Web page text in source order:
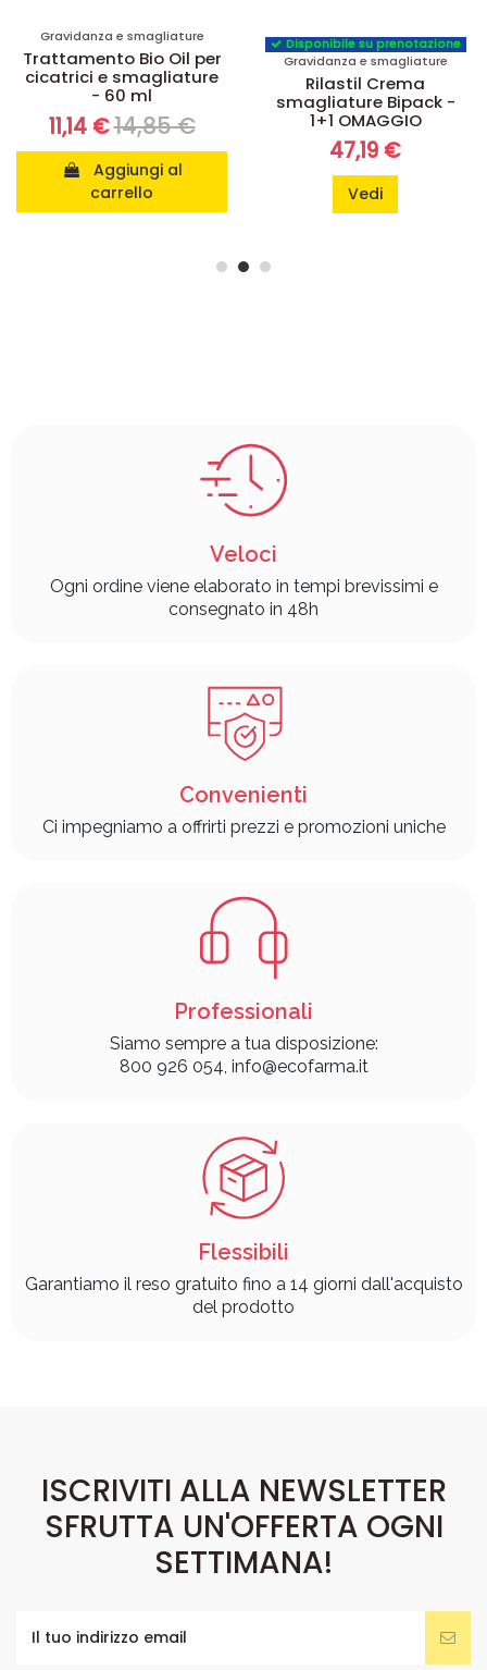
Gravidanza e smagliature
Trattamento Bio Oil per
cicatrici e smagliature
- 60 ml
11,14 €14,85 €
carrello
Disponibile su prenotazione
Gravidanza e smagliature
Rilastil Crema
smagliature Bipack -
1+1 OMAGGIO
47,19 €
Vedi
Veloci
Ogni ordine viene elaborato in tempi brevissimi e
consegnato in 48h
Convenienti
Ci impegniamo a offrirti prezzi e promozioni uniche
Professionali
Siamo sempre a tua disposizione:
800 926 054, info@ecofarma.it
Flessibili
Garantiamo il reso gratuito fino a 14 giorni dall'acquisto
del prodotto
ISCRIVITI ALLA NEWSLETTER
SFRUTTA UN'OFFERTA OGNI
SETTIMANA!